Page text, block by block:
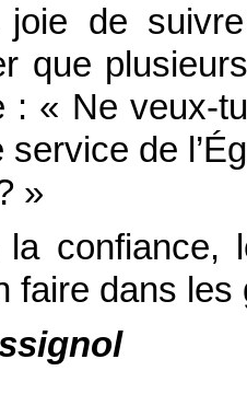
joie de
que
: « Ne veux-
de
»
la confiance,
faire dans